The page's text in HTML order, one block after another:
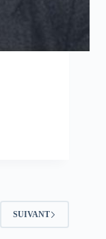
SUIVANT